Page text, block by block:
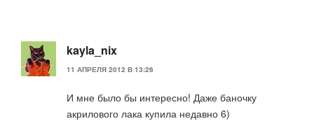
kayla_nix
11 АПРЕЛЯ 2012 В 13:26
И мне было бы интересно! Даже баночку
акрилового лака купила недавно 6)